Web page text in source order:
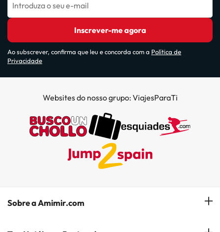
Introduza o seu e-mail
Inscrever-me agora
Ao subscrever, confirma que leu e concorda com a Política de
Privacidade
Websites do nosso grupo: ViajesParaTi
Sobre a Amimir.com
Quem somos?